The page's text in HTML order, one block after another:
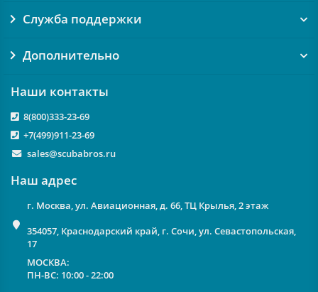
Служба поддержки
Дополнительно
Наши контакты
8(800)333-23-69
+7(499)911-23-69
sales@scubabros.ru
Наш адрес
г. Москва, ул. Авиационная, д. 66, ТЦ Крылья, 2 этаж
354057, Краснодарский край, г. Сочи, ул. Севастопольская,
17
МОСКВА:
ПН-ВС: 10:00 - 22:00